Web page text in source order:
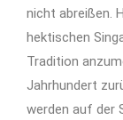
nicht abreißen.
hektischen
Tradition
Jahrhundert
werden auf der